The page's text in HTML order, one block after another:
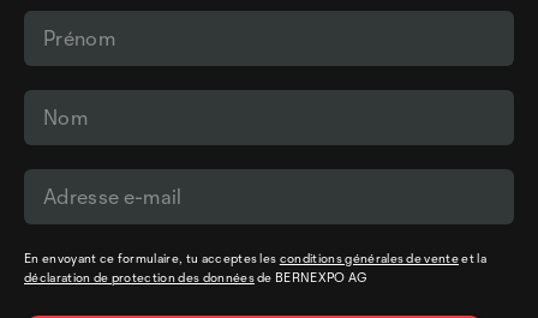
En envoyant ce formulaire, tu acceptes les conditions générales de venteet la
déclaration de protection des donnéesde BERNEXPO AG